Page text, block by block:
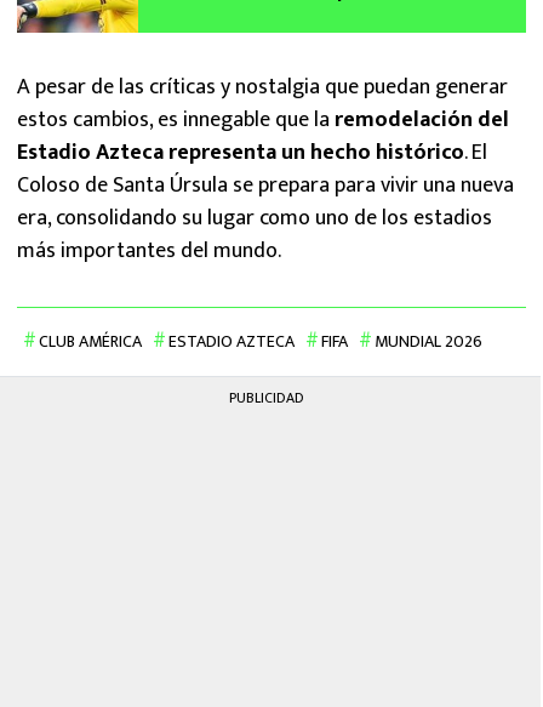
A pesar de las críticas y nostalgia que puedan generar
estos cambios, es innegable que la remodelación del
Estadio Aztecarepresenta un hecho histórico. El
Coloso de Santa Úrsula se prepara para vivir una nueva
era, consolidando su lugar como uno de los estadios
más importantes del mundo.
CLUB AMÉRICA ESTADIO AZTECA FIFA MUNDIAL 2026
PUBLICIDAD